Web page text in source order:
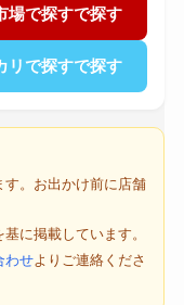
場で探すで探す
リで探すで探す
。お出かけ前に店舗
に掲載しています。
わせよりご連絡くださ